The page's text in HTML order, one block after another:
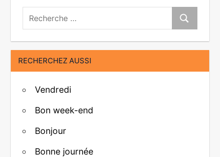
Recherche:
Recherche
RECHERCHEZ AUSSI
Vendredi
Bon week-end
Bonjour
Bonne journée